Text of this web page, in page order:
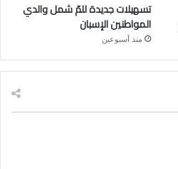
تسهيلات جديدة للمّ شمل والدي
المواطنين الإسبان
منذ أسبوعين